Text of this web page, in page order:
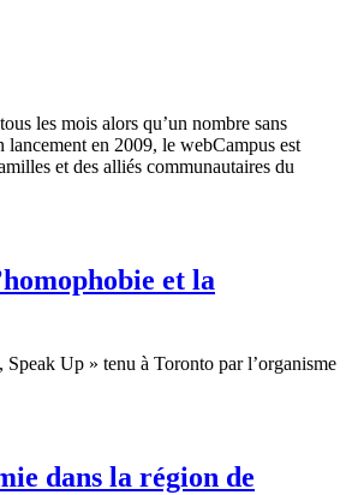
tous les mois alors qu’un nombre sans
lancementen 2009, le webCampus est
et des alliés communautaires du
et la
Up » tenu à Toronto par l’organisme
dans la région de